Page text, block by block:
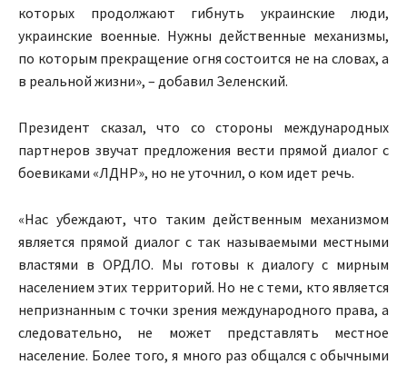
которых продолжают гибнуть украинские люди,
украинские военные. Нужны действенные механизмы,
по которым прекращение огня состоится не на словах, а
в реальной жизни», – добавил Зеленский.
Президент сказал, что со стороны международных
партнеров звучат предложения вести прямой диалог с
боевиками «ЛДНР», но не уточнил, о ком идет речь.
«Нас убеждают, что таким действенным механизмом
является прямой диалог с так называемыми местными
властями в ОРДЛО. Мы готовы к диалогу с мирным
населением этих территорий. Но не с теми, кто является
непризнанным с точки зрения международного права, а
следовательно, не может представлять местное
население. Более того, я много раз общался с обычными